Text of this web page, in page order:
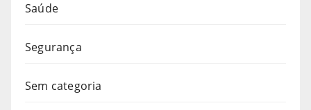
Saúde
Segurança
Sem categoria